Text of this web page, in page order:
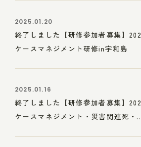
2025.01.20
終了しました【研修参加者募集】
ケースマネジメント研修in宇和島
2025.01.16
終了しました【研修参加者募集】
ケースマネジメント・災害関連死・